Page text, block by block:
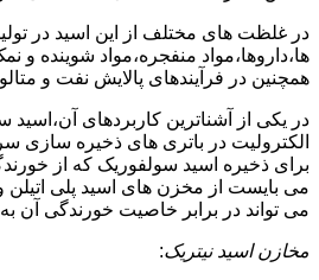
در غلظت های مختلف از این اسید در
ها،داروها،مواد منفجره،مواد شوینده و
همچنین در فرآیندهای پالایش نفت و
در یکی از آشناترین کاربردهای آن،اسید
الکترولیت در باتری های ذخیره سازی
برای ذخیره اسید سولفوریک که از
می بایست از مخزن های اسید پلی اتیلن و
می تواند در برابر خاصیت خورندگی آن
مخازن اسید نیتریک: